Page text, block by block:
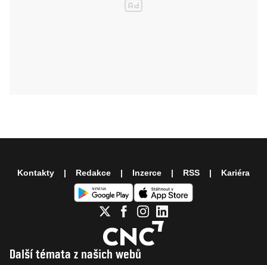
Další témata z našich webů
Kontakty Redakce Inzerce RSS Kariéra